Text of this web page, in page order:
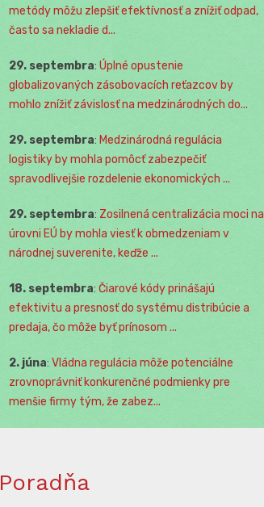
metódy môžu zlepšiť efektívnosť a znížiť odpad,
často sa nekladie d...
29. septembra: Úplné opustenie
globalizovaných zásobovacích reťazcov by
mohlo znížiť závislosť na medzinárodných do...
29. septembra: Medzinárodná regulácia
logistiky by mohla pomôcť zabezpečiť
spravodlivejšie rozdelenie ekonomických ...
29. septembra: Zosilnená centralizácia moci na
úrovni EÚ by mohla viesť k obmedzeniam v
národnej suverenite, keďže ...
18. septembra: Čiarové kódy prinášajú
efektivitu a presnosť do systému distribúcie a
predaja, čo môže byť prínosom ...
2. júna: Vládna regulácia môže potenciálne
zrovnoprávniť konkurenčné podmienky pre
menšie firmy tým, že zabez...
Poradňa